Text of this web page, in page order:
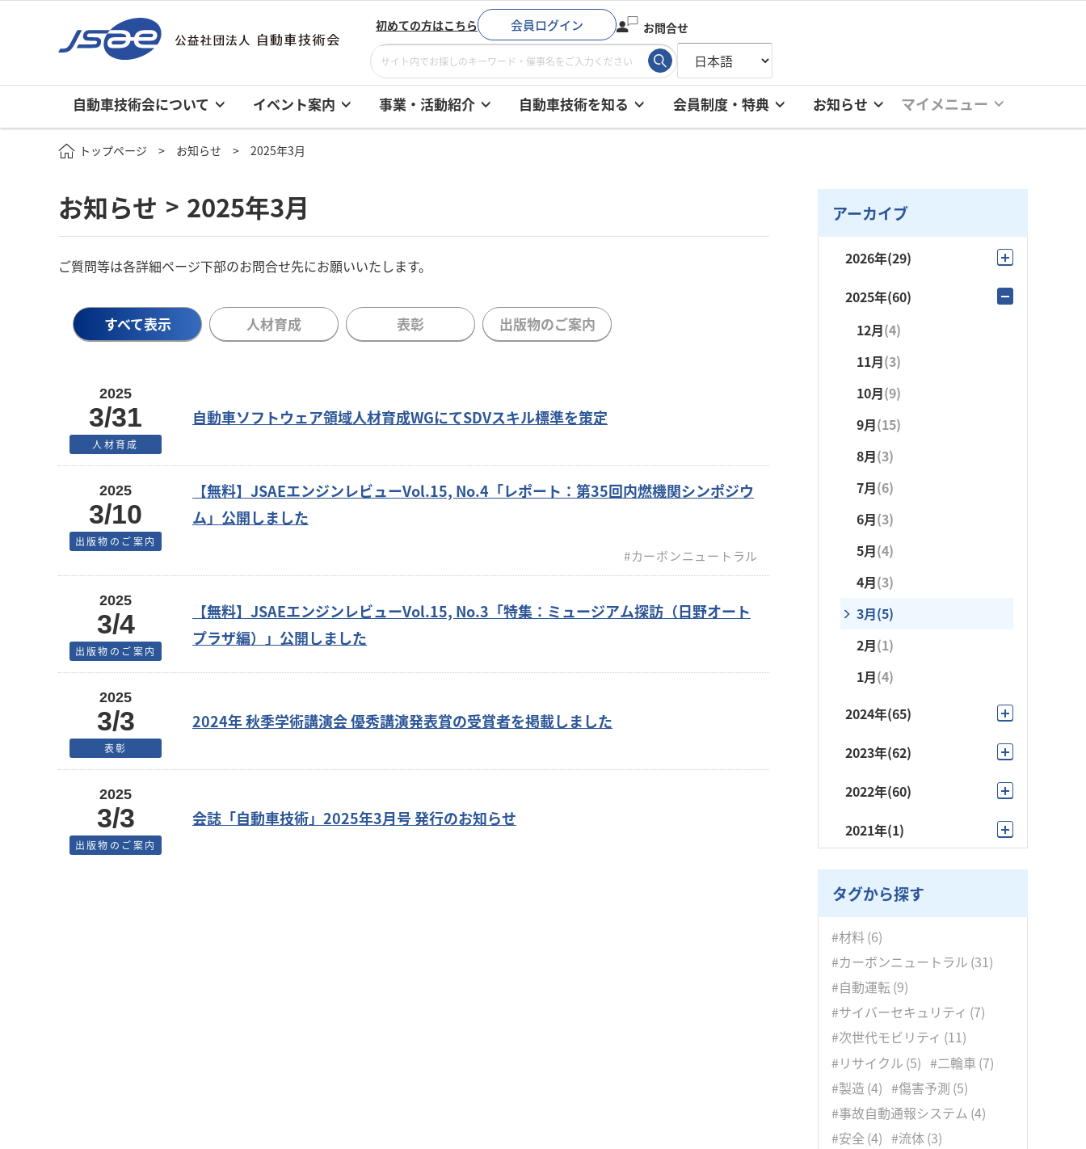
初めての方はこちら 会員ログイン お問合せ
自動車技術会について イベント案内 事業・活動紹介 自動車技術を知る 会員制度・特典 お知らせ マイメニュー
トップページ お知らせ 2025年3月
お知らせ > 2025年3月
ご質問等は各詳細ページ下部のお問合せ先にお願いいたします。
すべて表示 人材育成 表彰 出版物のご案内
自動車ソフトウェア領域人材育成WGにてSDVスキル標準を策定
2025
3/31
人材育成
【無料】JSAEエンジンレビューVol.15, No.4「レポート：第35回内燃機関シンポジウ
ム」公開しました
#カーボンニュートラル
2025
3/10
出版物のご案内
【無料】JSAEエンジンレビューVol.15, No.3「特集：ミュージアム探訪（日野オート
プラザ編）」公開しました
2025
3/4
出版物のご案内
2024年 秋季学術講演会 優秀講演発表賞の受賞者を掲載しました
2025
3/3
表彰
会誌「自動車技術」2025年3月号 発行のお知らせ
2025
3/3
出版物のご案内
アーカイブ
2026年(29)
8月(4)
7月(6)
6月(1)
5月(4)
4月(5)
3月(4)
2月(1)
1月(4)
2025年(60)
12月(4)
11月(3)
10月(9)
9月(15)
8月(3)
7月(6)
6月(3)
5月(4)
4月(3)
3月(5)
2月(1)
1月(4)
2024年(65)
12月(2)
9月 (21)
8月(5)
7月 (6)
6月(4)
5月(2)
4月 (2)
3月(5)
2月(4)
1月(5)
2023年(62)
12月(4)
10月(9)
7月(2)
6月
5月 (6)
4月(3)
3月 (4)
2月 (7)
1月(5)
2022年(60)
12月(10)
10月(5)
9月(4)
8月 (5)
7月(5)
6月(3)
5月(6)
3月(8)
2021年(1)
タグから探す
#材料 (6)
#カーボンニュートラル (31)
#自動運転(9)
#サイバーセキュリティ (7)
#次世代モビリティ (11)
#リサイクル (5) #二輪車 (7)
#製造 (4) #傷害予測 (5)
#事故自動通報システム (4)
#安全 (4) #流体(3)